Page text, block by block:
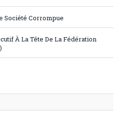
Société Corrompue
À La Tête De La Fédération